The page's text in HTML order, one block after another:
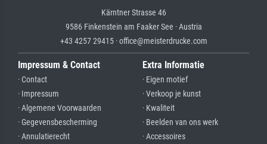
Kärntner Strasse 46
9586 Finkenstein am Faaker See · Austria
+43 4257 29415 · office@meisterdrucke.com
Impressum & Contact
· Contact
· Impressum
· Algemene Voorwaarden
· Gegevensbescherming
· Annulatierecht
Extra Informatie
· Eigen motief
· Verkoop je kunst
· Kwaliteit
· Beelden van ons werk
· Accessoires